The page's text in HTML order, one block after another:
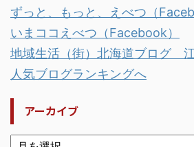
ずっと、もっと、えべつ（
いまココえべつ（Facebook）
地域生活（街）北海道ブログ
人気ブログランキングへ
アーカイブ